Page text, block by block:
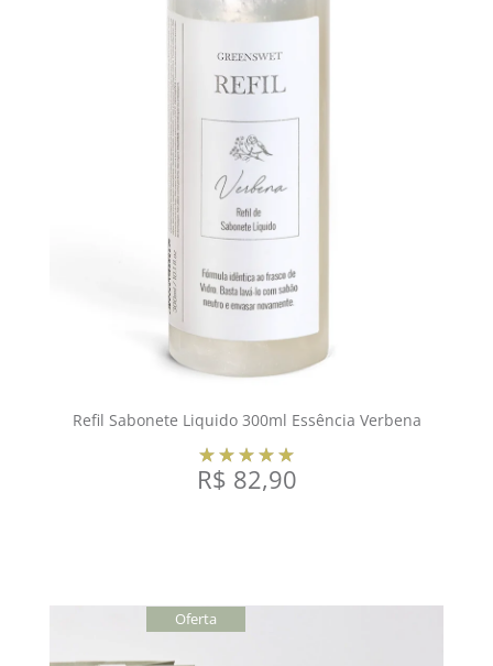
Refil Sabonete Liquido 300ml Essência Verbena
R$ 82,90
Oferta